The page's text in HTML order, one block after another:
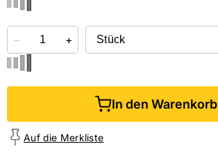
Online kaufen &kostenlos
− +
In den Warenkorb
Auf die Merkliste